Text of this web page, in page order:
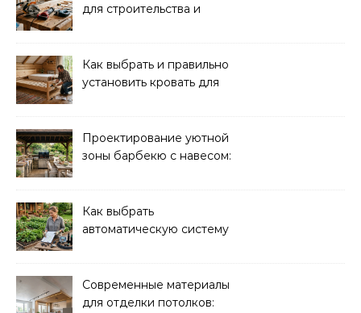
для строительства и
Как выбрать и правильно
установить кровать для
Проектирование уютной
зоны барбекю с навесом:
Как выбрать
автоматическую систему
Современные материалы
для отделки потолков: